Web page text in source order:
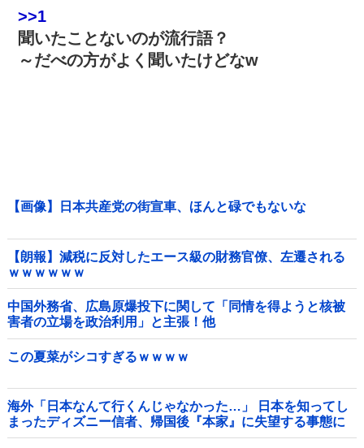
>>1
聞いたことないのが流行語？
～だべの方がよく聞いたけどなw
【画像】日本共産党の街宣車、ほんと碌でもないな
【朗報】減税に反対したエース級の財務官僚、左遷される
ｗｗｗｗｗｗ
中国外務省、広島原爆投下に関して「同情を得ようと核被
害者の立場を政治利用」と主張！他
この夏菜がシコすぎるｗｗｗｗ
海外「日本なんて行くんじゃなかった…」 日本を知ってし
まったディズニー信者、帰国後『本家』に失望する事態に